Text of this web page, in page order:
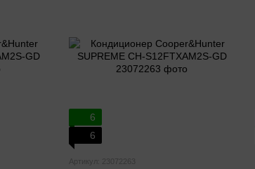
6
6
Артикул: 23072263